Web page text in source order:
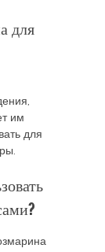
для
им
для